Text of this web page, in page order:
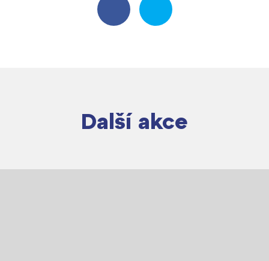
Další akce